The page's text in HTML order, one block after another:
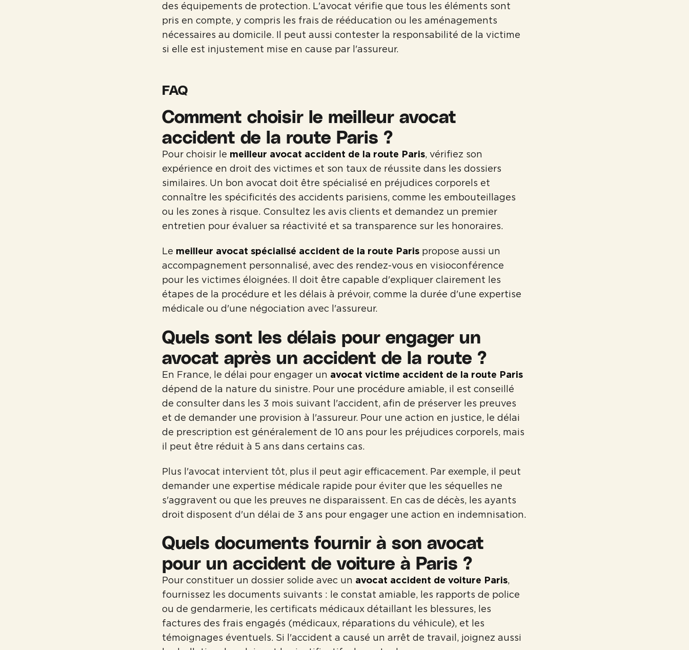
des équipements de protection. L'avocat vérifie que tous les éléments sont
pris en compte, y compris les frais de rééducation ou les aménagements
nécessaires au domicile. Il peut aussi contester la responsabilité de la victime
si elle est injustement mise en cause par l'assureur.
FAQ
Comment choisir le meilleur avocat
accident de la route Paris ?
Pour choisir le meilleur avocat accident de la route Paris, vérifiez son
expérience en droit des victimes et son taux de réussite dans les dossiers
similaires. Un bon avocat doit être spécialisé en préjudices corporels et
connaître les spécificités des accidents parisiens, comme les embouteillages
ou les zones à risque. Consultez les avis clients et demandez un premier
entretien pour évaluer sa réactivité et sa transparence sur les honoraires.
Le meilleur avocat spécialisé accident de la route Paris propose aussi un
accompagnement personnalisé, avec des rendez-vous en visioconférence
pour les victimes éloignées. Il doit être capable d'expliquer clairement les
étapes de la procédure et les délais à prévoir, comme la durée d'une expertise
médicale ou d'une négociation avec l'assureur.
Quels sont les délais pour engager un
avocat après un accident de la route ?
En France, le délai pour engager un avocat victime accident de la route Paris
dépend de la nature du sinistre. Pour une procédure amiable, il est conseillé
de consulter dans les 3 mois suivant l'accident, afin de préserver les preuves
et de demander une provision à l'assureur. Pour une action en justice, le délai
de prescription est généralement de 10 ans pour les préjudices corporels, mais
il peut être réduit à 5 ans dans certains cas.
Plus l'avocat intervient tôt, plus il peut agir efficacement. Par exemple, il peut
demander une expertise médicale rapide pour éviter que les séquelles ne
s'aggravent ou que les preuves ne disparaissent. En cas de décès, les ayants
droit disposent d'un délai de 3 ans pour engager une action en indemnisation.
Quels documents fournir à son avocat
pour un accident de voiture à Paris ?
Pour constituer un dossier solide avec un avocat accident de voiture Paris,
fournissez les documents suivants : le constat amiable, les rapports de police
ou de gendarmerie, les certificats médicaux détaillant les blessures, les
factures des frais engagés (médicaux, réparations du véhicule), et les
témoignages éventuels. Si l'accident a causé un arrêt de travail, joignez aussi